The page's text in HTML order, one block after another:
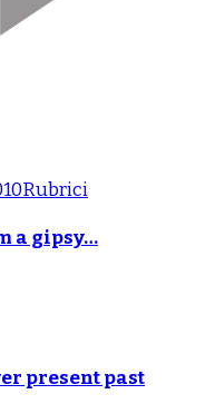
Rubrici
a gipsy…
present past